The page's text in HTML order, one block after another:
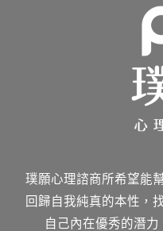
璞願心理諮商所希望能
回歸自我純真的本性，
自己內在優秀的潛